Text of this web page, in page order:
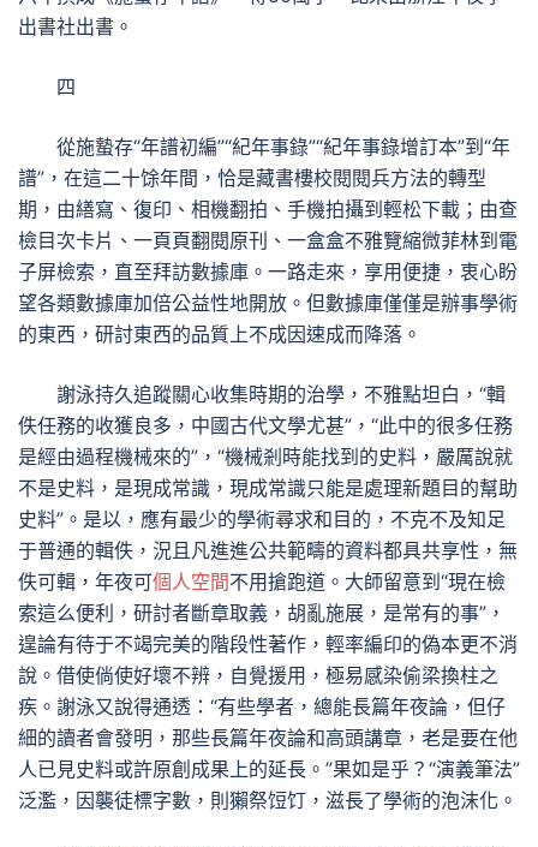
出書社出書。
四
從施蟄存“年譜初編”“紀年事錄”“紀年事錄增訂本”到“年
譜”，在這二十馀年間，恰是藏書樓校閱閱兵方法的轉型
期，由繕寫、復印、相機翻拍、手機拍攝到輕松下載；由查
檢目次卡片、一頁頁翻閱原刊、一盒盒不雅覽縮微菲林到電
子屏檢索，直至拜訪數據庫。一路走來，享用便捷，衷心盼
望各類數據庫加倍公益性地開放。但數據庫僅僅是辦事學術
的東西，研討東西的品質上不成因速成而降落。
謝泳持久追蹤關心收集時期的治學，不雅點坦白，“輯
佚任務的收獲良多，中國古代文學尤甚”，“此中的很多任務
是經由過程機械來的”，“機械剎時能找到的史料，嚴厲說就
不是史料，是現成常識，現成常識只能是處理新題目的幫助
史料”。是以，應有最少的學術尋求和目的，不克不及知足
于普通的輯佚，況且凡進進公共範疇的資料都具共享性，無
佚可輯，年夜可個人空間不用搶跑道。大師留意到“現在檢
索這么便利，研討者斷章取義，胡亂施展，是常有的事”，
遑論有待于不竭完美的階段性著作，輕率編印的偽本更不消
說。借使倘使好壞不辨，自覺援用，極易感染偷梁換柱之
疾。謝泳又說得通透：“有些學者，總能長篇年夜論，但仔
細的讀者會發明，那些長篇年夜論和高頭講章，老是要在他
人已見史料或許原創成果上的延長。”果如是乎？“演義筆法”
泛濫，因襲徒標字數，則獺祭饾饤，滋長了學術的泡沫化。